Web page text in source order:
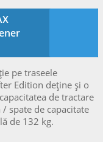
pe traseele
Edition deține și o
de tractare
spate de capacitate
de 132 kg.